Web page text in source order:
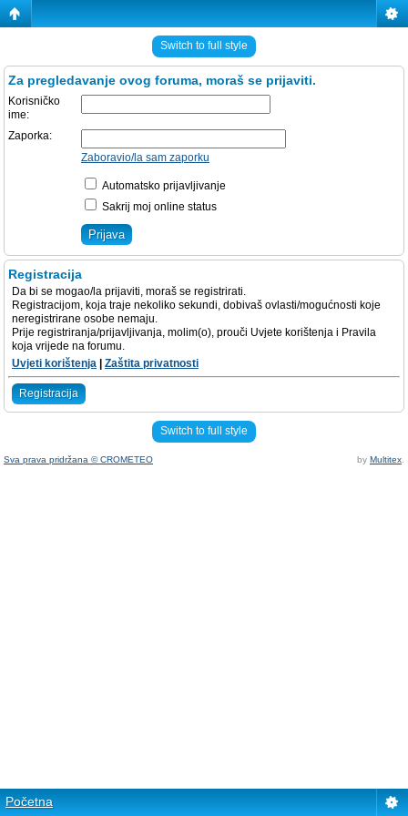
Switch to full style
Za pregledavanje ovog foruma, moraš se prijaviti.
Korisničko
ime:
Zaporka:
Zaboravio/la sam zaporku
Automatsko prijavljivanje
Sakrij moj online status
Registracija
Da bi se mogao/la prijaviti, moraš se registrirati.
Registracijom, koja traje nekoliko sekundi, dobivaš ovlasti/mogućnosti koje
neregistrirane osobe nemaju.
Prije registriranja/prijavljivanja, molim(o), prouči Uvjete korištenja i Pravila
koja vrijede na forumu.
Uvjeti korištenja
Zaštita privatnosti
Registracija
Switch to full style
Sva prava pridržana © CROMETEO by Multitex
Početna